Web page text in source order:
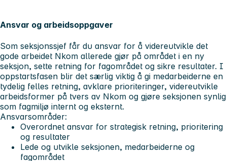
Ansvar og arbeidsoppgaver
Som seksjonssjef får du ansvar for å videreutvikle det
gode arbeidet Nkom allerede gjør på området i en ny
seksjon, sette retning for fagområdet og sikre resultater. I
oppstartsfasen blir det særlig viktig å gi medarbeiderne en
tydelig felles retning, avklare prioriteringer, videreutvikle
arbeidsformer på tvers av Nkom og gjøre seksjonen synlig
som fagmiljø internt og eksternt.
Ansvarsområder:
Overordnet ansvar for strategisk retning, prioritering
og resultater
Lede og utvikle seksjonen, medarbeiderne og
fagområdet